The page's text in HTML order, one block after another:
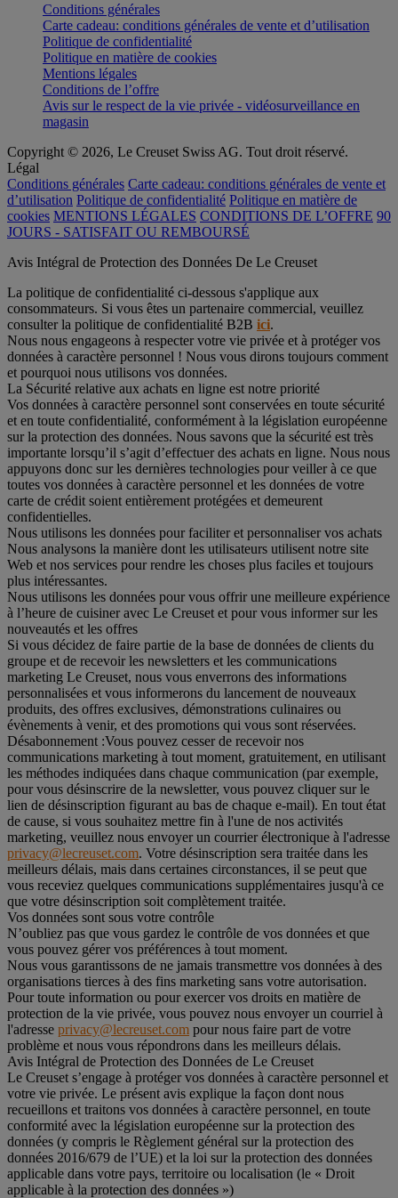
Conditions générales
Carte cadeau: conditions générales de vente et d’utilisation
Politique de confidentialité
Politique en matière de cookies
Mentions légales
Conditions de l’offre
Avis sur le respect de la vie privée - vidéosurveillance en
magasin
Copyright © 2026, Le Creuset Swiss AG. Tout droit réservé.
Légal
Conditions générales Carte cadeau: conditions générales de vente et
d’utilisation Politique de confidentialité Politique en matière de
cookies MENTIONS LÉGALES CONDITIONS DE L’OFFRE 90
JOURS - SATISFAIT OU REMBOURSÉ
Avis Intégral de Protection des Données De Le Creuset
La politique de confidentialité ci-dessous s'applique aux
consommateurs. Si vous êtes un partenaire commercial, veuillez
consulter la politique de confidentialité B2B ici.
Nous nous engageons à respecter votre vie privée et à protéger vos
données à caractère personnel ! Nous vous dirons toujours comment
et pourquoi nous utilisons vos données.
La Sécurité relative aux achats en ligne est notre priorité
Vos données à caractère personnel sont conservées en toute sécurité
et en toute confidentialité, conformément à la législation européenne
sur la protection des données. Nous savons que la sécurité est très
importante lorsqu’il s’agit d’effectuer des achats en ligne. Nous nous
appuyons donc sur les dernières technologies pour veiller à ce que
toutes vos données à caractère personnel et les données de votre
carte de crédit soient entièrement protégées et demeurent
confidentielles.
Nous utilisons les données pour faciliter et personnaliser vos achats
Nous analysons la manière dont les utilisateurs utilisent notre site
Web et nos services pour rendre les choses plus faciles et toujours
plus intéressantes.
Nous utilisons les données pour vous offrir une meilleure expérience
à l’heure de cuisiner avec Le Creuset et pour vous informer sur les
nouveautés et les offres
Si vous décidez de faire partie de la base de données de clients du
groupe et de recevoir les newsletters et les communications
marketing Le Creuset, nous vous enverrons des informations
personnalisées et vous informerons du lancement de nouveaux
produits, des offres exclusives, démonstrations culinaires ou
évènements à venir, et des promotions qui vous sont réservées.
Désabonnement :Vous pouvez cesser de recevoir nos
communications marketing à tout moment, gratuitement, en utilisant
les méthodes indiquées dans chaque communication (par exemple,
pour vous désinscrire de la newsletter, vous pouvez cliquer sur le
lien de désinscription figurant au bas de chaque e-mail). En tout état
de cause, si vous souhaitez mettre fin à l'une de nos activités
marketing, veuillez nous envoyer un courrier électronique à l'adresse
privacy@lecreuset.com. Votre désinscription sera traitée dans les
meilleurs délais, mais dans certaines circonstances, il se peut que
vous receviez quelques communications supplémentaires jusqu'à ce
que votre désinscription soit complètement traitée.
Vos données sont sous votre contrôle
N’oubliez pas que vous gardez le contrôle de vos données et que
vous pouvez gérer vos préférences à tout moment.
Nous vous garantissons de ne jamais transmettre vos données à des
organisations tierces à des fins marketing sans votre autorisation.
Pour toute information ou pour exercer vos droits en matière de
protection de la vie privée, vous pouvez nous envoyer un courriel à
l'adresse privacy@lecreuset.com pour nous faire part de votre
problème et nous vous répondrons dans les meilleurs délais.
Avis Intégral de Protection des Données de Le Creuset
Le Creuset s’engage à protéger vos données à caractère personnel et
votre vie privée. Le présent avis explique la façon dont nous
recueillons et traitons vos données à caractère personnel, en toute
conformité avec la législation européenne sur la protection des
données (y compris le Règlement général sur la protection des
données 2016/679 de l’UE) et la loi sur la protection des données
applicable dans votre pays, territoire ou localisation (le « Droit
applicable à la protection des données »)